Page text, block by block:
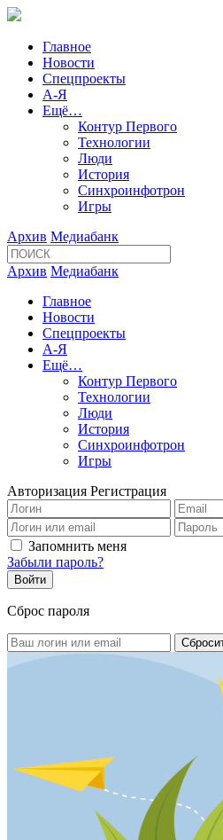
Главное
Новости
Спецпроекты
А-Я
Ещё…
Контур Первого
Технологии
Люди
История
Синхроинфотрон
Игры
Архив Медиабанк
Архив Медиабанк
Главное
Новости
Спецпроекты
А-Я
Ещё…
Контур Первого
Технологии
Люди
История
Синхроинфотрон
Игры
Авторизация Регистрация
Запомнить меня
Забыли пароль?
Сброс пароля